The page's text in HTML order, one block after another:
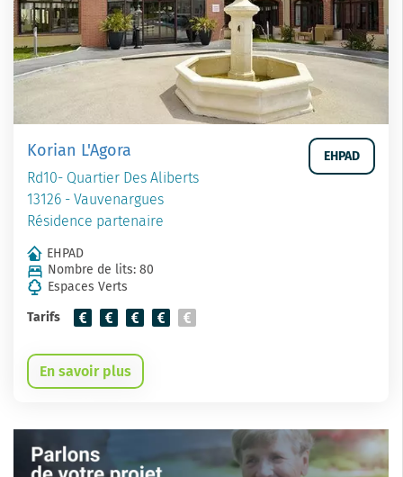
Korian L'Agora
Rd10- Quartier Des Aliberts
13126 - Vauvenargues
Résidence partenaire
EHPAD
EHPAD
Nombre de lits: 80
Espaces Verts
Tarifs
En savoir plus